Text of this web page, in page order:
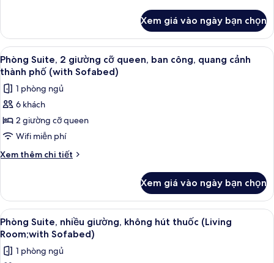
không
hút
thuốc,
tủ
lạnh
&
lò
vi
sóng
Phòng
Tiêu
chuẩn,
2
đôi,
không
thuốc,
tủ
&
Xem giá vào ngày bạn chọn
Xem
tất
cả
ảnh
Phòng
Suite,
2
giường
ban
công,
quang
cảnh
thành
Phòng Suite, 2 giường cỡ queen,
7
Phòng Suite, 2 giường cỡ queen, ban công, quang cảnh
thành phố (with Sofabed)
1 phòng ngủ
6 khách
2 giường cỡ queen
Wifi miễn phí
Xem thêm chi tiết
Chi
Phòng
Suite,
2
giường
queen,
Xem giá vào ngày bạn chọn
Xem
tất
cả
ảnh
Bộ đồ giường cao cấp, két bảo mật
5
Phòng Suite, nhiều giường, không hút thuốc (Living
Room;with Sofabed)
1 phòng ngủ